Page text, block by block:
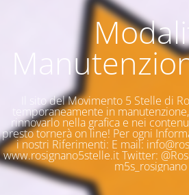
Il sito del Movimento 5 Stelle di
temporaneamente in
rinnovarlo nella grafica e nei
presto tornerà on line! Per ogni
i nostri Riferimenti: E mail:
www.rosignano5stelle.it Twitter: